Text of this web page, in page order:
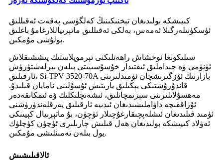
كىيىشكە بولىدىغان تېخنىكىنىڭ كەلگۈسى پەقەت ئەقىللىق
ئۈسكۈنىلەرگىلا ئەمەس، بەلكى ئەقىللىق ماتېرىياللارغامۇ باغلىق
بولۇشى مۇمكىن.
سىلىكونغا ئوخشاش راھەتلىكنى تېرموپلاستىك پىششىقلاش
ئۈنۈمى ۋە چىداملىق ئىقتىدار خۇسۇسىيىتى بىلەن بىرلەشتۈرۈش
ئارقىلىق، Si-TPV 3520-70A بازارنىڭ ئۆزگىرىشچان ئۈمىدلىرىنى
قاندۇرۇشتىكى يېڭىلىق يارىتىش ئۇسۇلىنى نامايان قىلىدۇ.
مەھسۇلاتلىرىنى سېزىمچانلىق، ئىشەنچلىكلىك ۋە ئىمكانقەدەر
ئۇزاققىچە داۋاملىشىدىغان ئىدىيە ئارقىلىق پەرقلەندۈرۈشنى
ئۈمىد قىلىدىغان ئىشلەپچىقارغۇچىلار ئۈچۈن، بۇ ماتېرىيال كېيىنكى
ئەۋلاد كىيىشكە بولىدىغان ھەل قىلىش چارىلىرى ئۈچۈن كۈچلۈك
يول بىلەن تەمىنلىشى مۇمكىن.
ئالاقىلىشىش